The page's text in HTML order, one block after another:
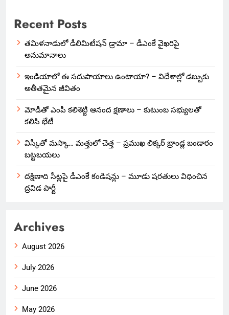
Recent Posts
తమిళనాడులో డీలిమిటేషన్ డ్రామా – డీఎంకే వైఖరిపై
అనుమానాలు
ఇండియాలో‌ ఈ సదుపాయాలు ఉంటాయా? – విదేశాల్లో డబ్బుకు
అతీతమైన జీవితం
మోడీతో ఎంపీ కలిశెట్టి ఆనంద క్షణాలు – కుటుంబ సభ్యులతో
కలిసి భేటీ
విస్కీతో మస్కా… మత్తులో చెత్త – ప్రముఖ లిక్కర్ బ్రాండ్ల బండారం
బట్టబయలు
దక్షిణాది సీట్లపై డీఎంకే కండిషన్లు – మూడు షరతులు విధించిన
ద్రవిడ పార్టీ
Archives
August 2026
July 2026
June 2026
May 2026